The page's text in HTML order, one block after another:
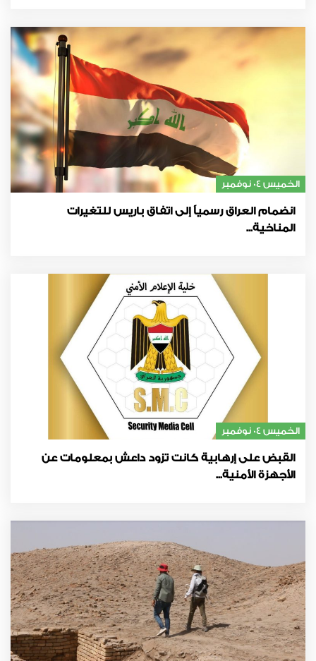
الخميس 04 نوفمبر
انضمام العراق رسمياً إلى اتفاق باريس للتغيرات
المناخية...
الخميس 04 نوفمبر
القبض على إرهابية كانت تزود داعش بمعلومات عن
الأجهزة الأمنية...